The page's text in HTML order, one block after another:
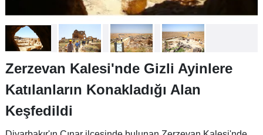
Zerzevan Kalesi'nde Gizli Ayinlere
Katılanların Konakladığı Alan
Keşfedildi